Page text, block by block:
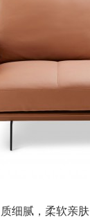
细腻，柔软亲